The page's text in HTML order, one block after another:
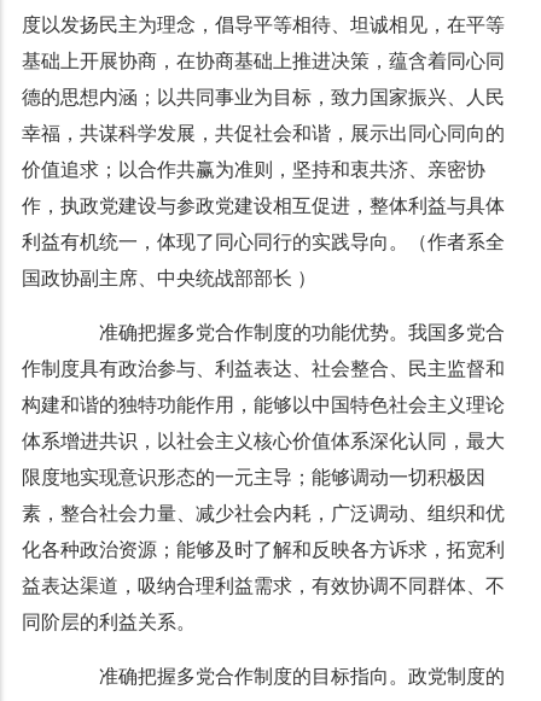
度以发扬民主为理念，倡导平等相待、坦诚相见，在平等
基础上开展协商，在协商基础上推进决策，蕴含着同心同
德的思想内涵；以共同事业为目标，致力国家振兴、人民
幸福，共谋科学发展，共促社会和谐，展示出同心同向的
价值追求；以合作共赢为准则，坚持和衷共济、亲密协
作，执政党建设与参政党建设相互促进，整体利益与具体
利益有机统一，体现了同心同行的实践导向。（作者系全
国政协副主席、中央统战部部长 ）
准确把握多党合作制度的功能优势。我国多党合
作制度具有政治参与、利益表达、社会整合、民主监督和
构建和谐的独特功能作用，能够以中国特色社会主义理论
体系增进共识，以社会主义核心价值体系深化认同，最大
限度地实现意识形态的一元主导；能够调动一切积极因
素，整合社会力量、减少社会内耗，广泛调动、组织和优
化各种政治资源；能够及时了解和反映各方诉求，拓宽利
益表达渠道，吸纳合理利益需求，有效协调不同群体、不
同阶层的利益关系。
准确把握多党合作制度的目标指向。政党制度的